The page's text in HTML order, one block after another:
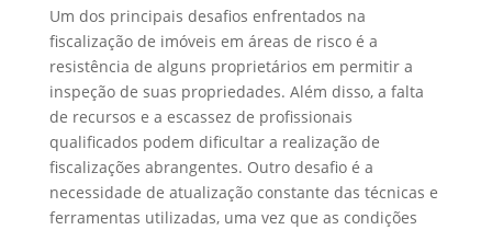
Um dos principais desafios enfrentados na
fiscalização de imóveis em áreas de risco é a
resistência de alguns proprietários em permitir a
inspeção de suas propriedades. Além disso, a falta
de recursos e a escassez de profissionais
qualificados podem dificultar a realização de
fiscalizações abrangentes. Outro desafio é a
necessidade de atualização constante das técnicas e
ferramentas utilizadas, uma vez que as condições